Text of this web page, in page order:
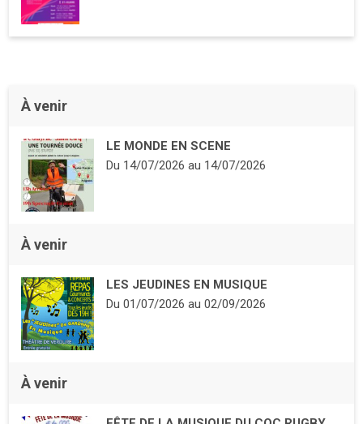
À venir
LE MONDE EN SCENE
Du 14/07/2026au 14/07/2026
À venir
LES JEUDINES EN MUSIQUE
Du 01/07/2026au 02/09/2026
À venir